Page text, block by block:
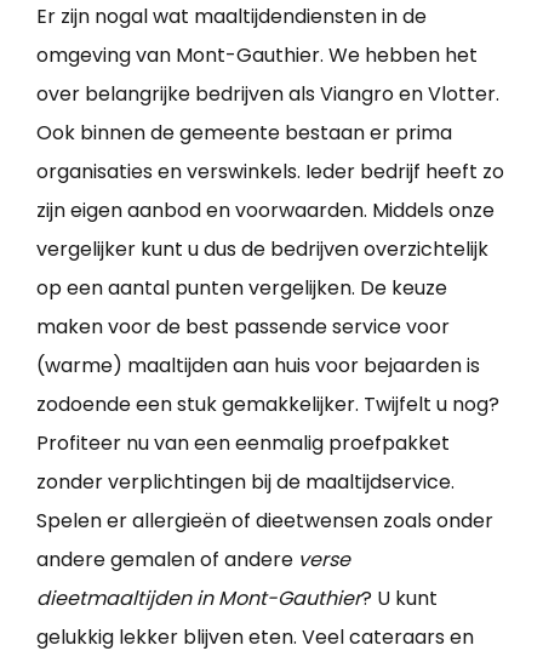
Er zijn nogal wat maaltijdendiensten in de
omgeving van Mont-Gauthier. We hebben het
over belangrijke bedrijven als Viangro en Vlotter.
Ook binnen de gemeente bestaan er prima
organisaties en verswinkels. Ieder bedrijf heeft zo
zijn eigen aanbod en voorwaarden. Middels onze
vergelijker kunt u dus de bedrijven overzichtelijk
op een aantal punten vergelijken. De keuze
maken voor de best passende service voor
(warme) maaltijden aan huis voor bejaarden is
zodoende een stuk gemakkelijker. Twijfelt u nog?
Profiteer nu van een eenmalig proefpakket
zonder verplichtingen bij de maaltijdservice.
Spelen er allergieën of dieetwensen zoals onder
andere gemalen of andere verse
dieetmaaltijden in Mont-Gauthier? U kunt
gelukkig lekker blijven eten. Veel cateraars en